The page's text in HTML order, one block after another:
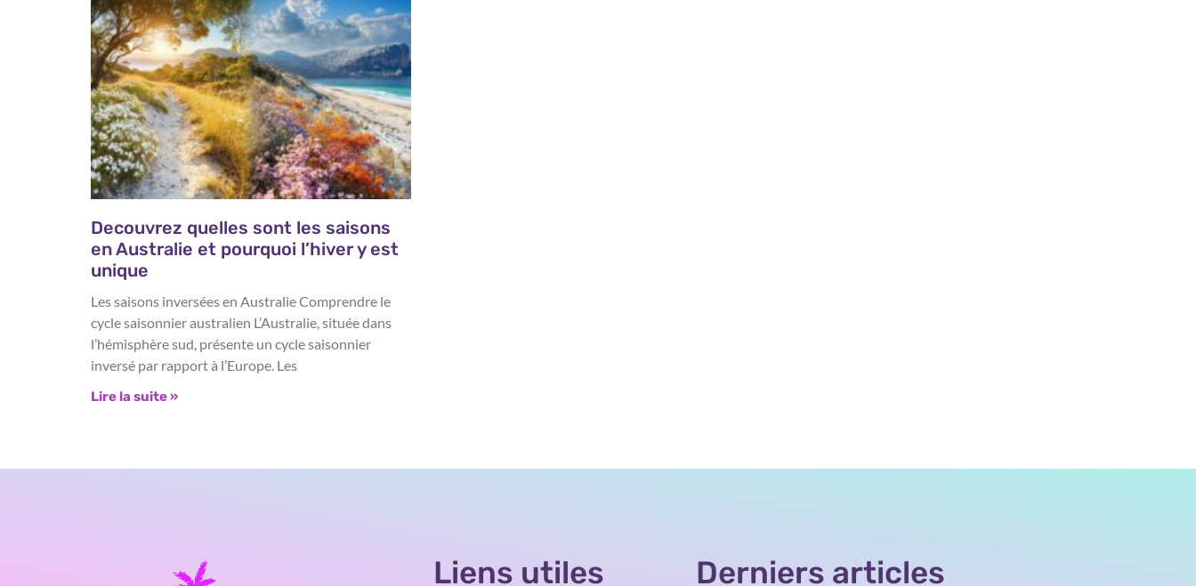
Decouvrez quelles sont les saisons
en Australie et pourquoi l’hiver y est
unique
Les saisons inversées en Australie Comprendre le
cycle saisonnier australien L’Australie, située dans
l’hémisphère sud, présente un cycle saisonnier
inversé par rapport à l’Europe. Les
Lire la suite »
Liens utiles Derniers articles